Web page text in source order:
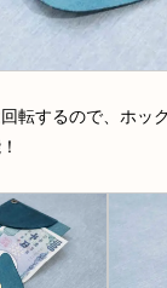
転するので、ホッ